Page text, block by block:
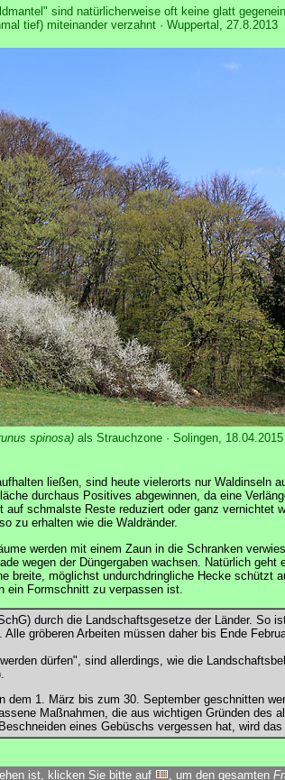
sind natürlicherweise oft keine glatt
tief) miteinander verzahnt · Wuppertal, 27.8.2013
spinosa)als Strauchzone · Solingen, 18.04.2015
ließen, sind heute vielerorts nur Waldinseln
durchaus Positives abgewinnen, da eine
schmalste Reste reduziert oder ganz vernichtet
zu erhalten wie die Waldränder.
werden mit einem Zaun in die Schranken
wegen der Düngergaben wachsen. Natürlich
möglichst undurchdringliche Hecke schützt
ein Formschnitt zu verpassen ist.
durch die Landschaftsgesetze der Länder. So
gröberen Arbeiten müssen daher bis Ende
dürfen", sind allerdings, wie die
1. März bis zum 30. September geschnitten
Maßnahmen, die aus wichtigen Gründen des
eines Gebüschs vergessen hat, wird
ist, klicken Sie bitte auf , um den gesamten